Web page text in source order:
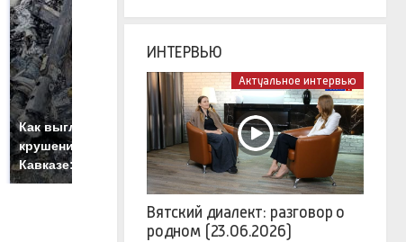
Как выглядит место
крушение вертолета на
Кавказе: смотреть
Не ешьте эту
готовую еду из
магазина: список
ИНТЕРВЬЮ
Актуальное интервью
Вятский диалект: разговор о
родном (23.06.2026)